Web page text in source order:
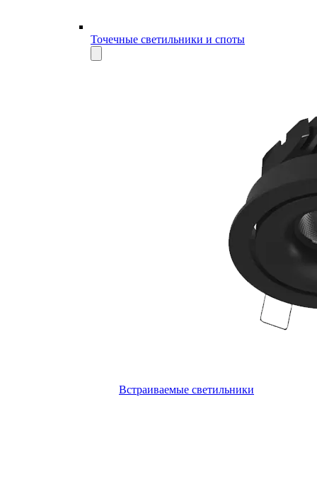
Точечные светильники и споты
Встраиваемые светильники